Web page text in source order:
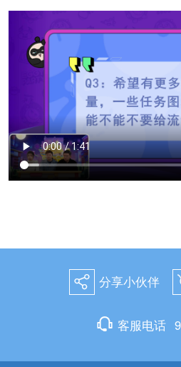
򰀂 分享小伙伴
򰀃 客服电话